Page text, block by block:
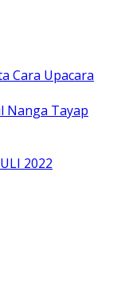
Cara Upacara
Nanga Tayap
2022